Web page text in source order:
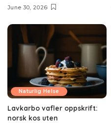
June 30, 2026
Naturlig Helse
Lavkarbo vafler oppskrift:
norsk kos uten